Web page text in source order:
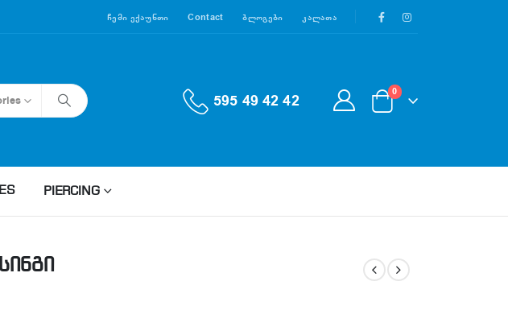
Ჩემი Ექაუნთი Contact Ბლოგები Კალათა
595 49 42 42 0
PIERCING